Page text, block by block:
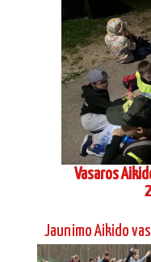
Vasaros
Jaunimo Aikido